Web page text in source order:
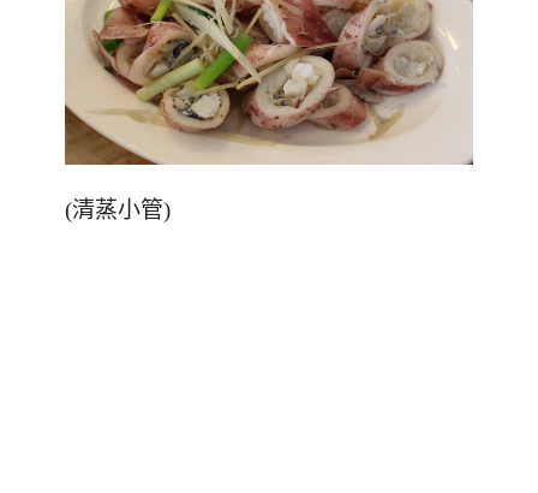
(清蒸小管)